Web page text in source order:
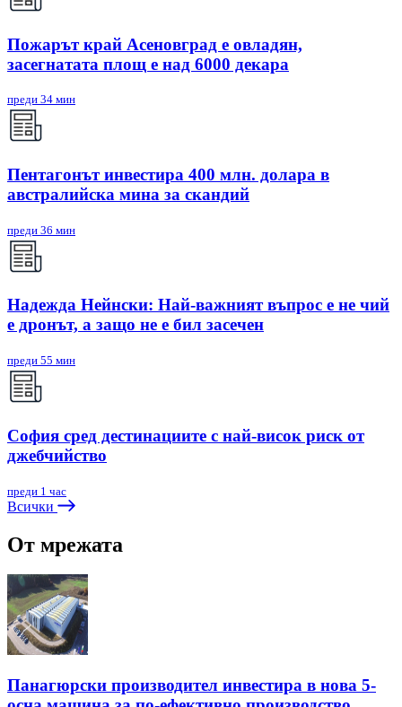
Пожарът край Асеновград е овладян,
засегнатата площ е над 6000 декара
преди 34 мин
Пентагонът инвестира 400 млн. долара в
австралийска мина за скандий
преди 36 мин
Надежда Нейнски: Най-важният въпрос е не чий
е дронът, а защо не е бил засечен
преди 55 мин
София сред дестинациите с най-висок риск от
джебчийство
преди 1 час
Всички
От мрежата
Панагюрски производител инвестира в нова 5-